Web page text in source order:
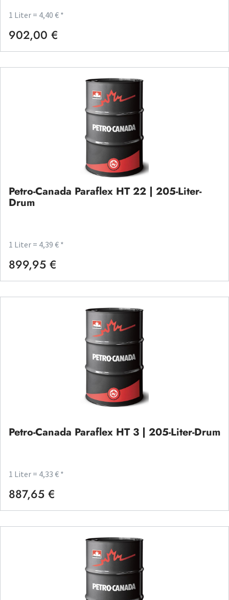
1 Liter = 4,40 € *
Regulärer Preis:
902,00 €
Petro-Canada Paraflex HT 22 | 205-Liter-
Drum
1 Liter = 4,39 € *
Regulärer Preis:
899,95 €
Petro-Canada Paraflex HT 3 | 205-Liter-Drum
1 Liter = 4,33 € *
Regulärer Preis:
887,65 €